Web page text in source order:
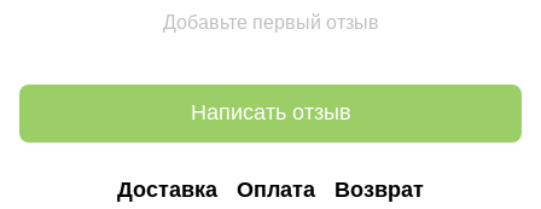
Добавьте первый отзыв
Написать отзыв
Доставка Оплата Возврат